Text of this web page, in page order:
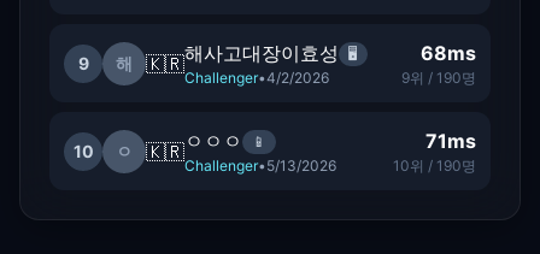
9 해 🇰🇷해사고대장이효성
🖥️
Challenger•4/2/2026
68ms
9위 / 190명
10 ㅇ 🇰🇷ㅇㅇㅇ
📱
Challenger•5/13/2026
71ms
10위 / 190명